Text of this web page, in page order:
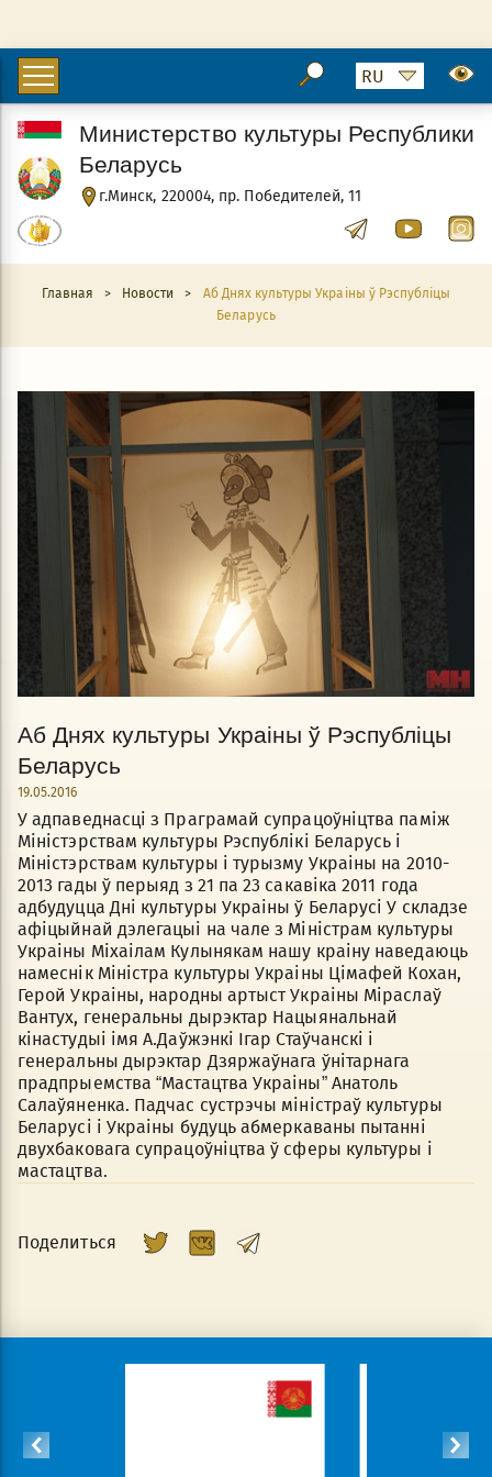
г.Минск, 220004, пр. Победителей, 11
Министерство культуры Республики
Беларусь
Главная > Новости >
Аб Днях культуры Украіны ў Рэспубліцы
Беларусь
Аб Днях культуры Украіны ў Рэспубліцы
Беларусь
19.05.2016
У адпаведнасці з Праграмай супрацоўніцтва паміж
Міністэрствам культуры Рэспублікі Беларусь і
Міністэрствам культуры і турызму Украіны на 2010-
2013 гады ў перыяд з 21 па 23 сакавіка 2011 года
адбудуцца Дні культуры Украіны ў Беларусі У складзе
афіцыйнай дэлегацыі на чале з Міністрам культуры
Украіны Міхаілам Кулынякам нашу краіну наведаюць
намеснік Міністра культуры Украіны Цімафей Кохан,
Герой Украіны, народны артыст Украіны Міраслаў
Вантух, генеральны дырэктар Нацыянальнай
кінастудыі імя А.Даўжэнкі Ігар Стаўчанскі і
генеральны дырэктар Дзяржаўнага ўнітарнага
прадпрыемства “Мастацтва Украіны” Анатоль
Салаўяненка. Падчас сустрэчы міністраў культуры
Беларусі і Украіны будуць абмеркаваны пытанні
двухбаковага супрацоўніцтва ў сферы культуры і
мастацтва.
Поделиться